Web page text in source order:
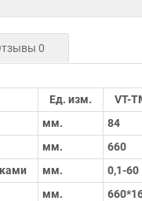
0
Ед. изм.
VT-
мм.
84
мм.
660
мм.
0,1-60
мм.